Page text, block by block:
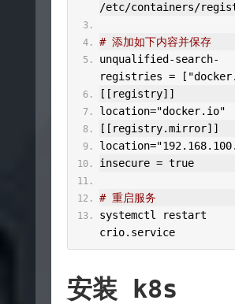
/etc/containers/
# 添加如下内容并保存
unqualified -search-
registries = [
[[ registry]]
location="docker.io"
[[ registry.mirror]]
location=
insecure = true
# 重启服务
systemctl restart
crio. service
安装 k8s